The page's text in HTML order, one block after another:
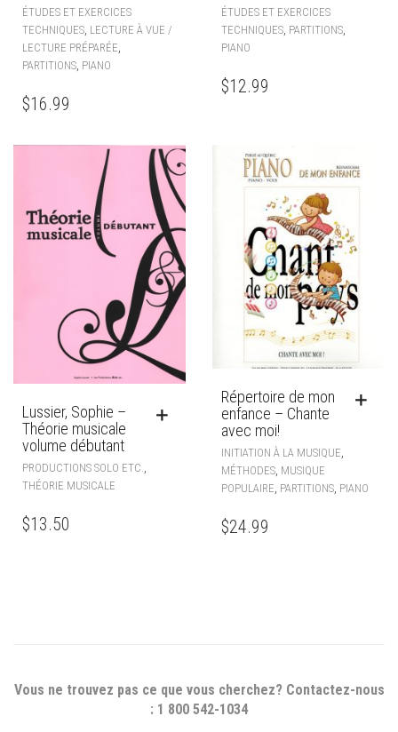
ÉTUDES ET EXERCICES
TECHNIQUES LECTURE À VUE /
LECTURE PRÉPARÉE
PARTITIONS PIANO
$16.99
ÉTUDES ET EXERCICES
TECHNIQUES PARTITIONS
PIANO
$12.99
Lussier, Sophie –
Théorie musicale
volume débutant
PRODUCTIONS SOLO ETC.
THÉORIE MUSICALE
$13.50
Répertoire de mon
enfance – Chante
avec moi!
INITIATION À LA MUSIQUE
MÉTHODES MUSIQUE
POPULAIRE PARTITIONS PIANO
$24.99
Vous ne trouvez pas ce que vous cherchez? Contactez-nous
: 1 800 542-1034